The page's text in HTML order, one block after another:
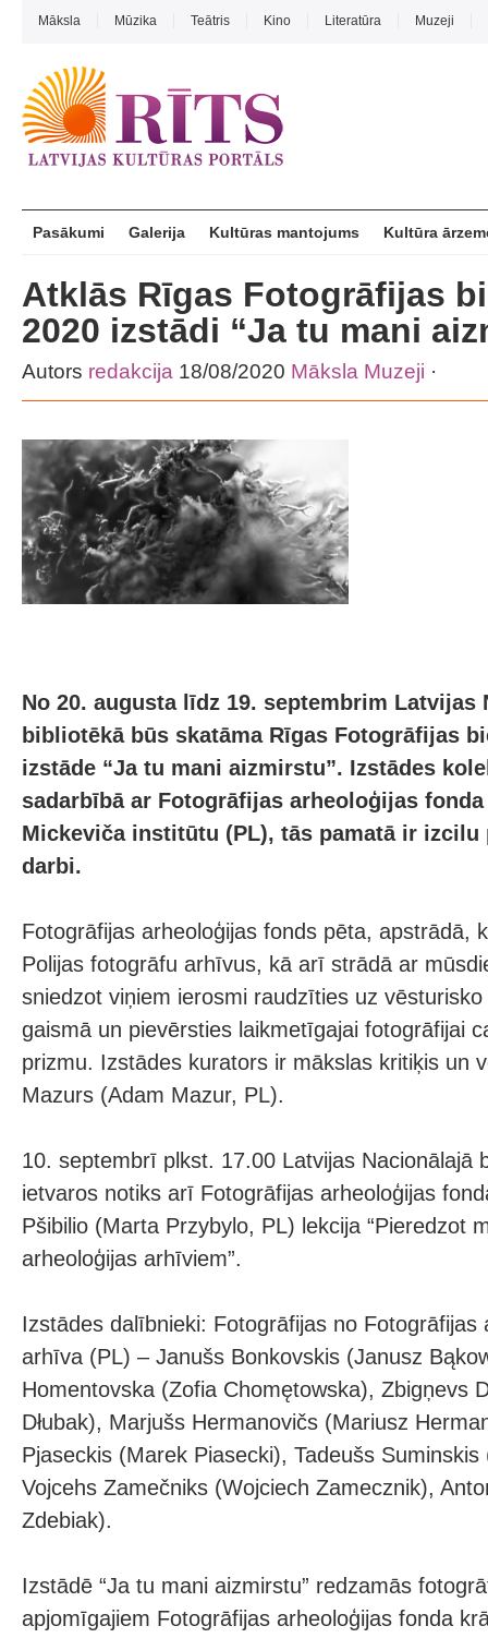
Māksla Mūzika Teātris Kino Literatūra Muzeji
Pasākumi Galerija Kultūras mantojums Kultūra
Atklās Rīgas Fotogrāfijas
2020 izstādi “Ja tu mani
Autors redakcija 18/08/2020 Māksla Muzeji ·
No 20. augusta līdz 19. septembrim Latvijas
bibliotēkā būs skatāma Rīgas Fotogrāfijas
izstāde “Ja tu mani aizmirstu”. Izstādes
sadarbībā ar Fotogrāfijas arheoloģijas fonda
Mickeviča institūtu (PL), tās pamatā ir
darbi.
Fotogrāfijas arheoloģijas fonds pēta, apstrādā,
Polijas fotogrāfu arhīvus, kā arī strādā ar
sniedzot viņiem ierosmi raudzīties uz
gaismā un pievērsties laikmetīgajai fotogrāfijai
prizmu. Izstādes kurators ir mākslas kritiķis un
Mazurs (Adam Mazur, PL).
10. septembrī plkst. 17.00 Latvijas Nacionālajā
ietvaros notiks arī Fotogrāfijas arheoloģijas
Pšibilio (Marta Przybylo, PL) lekcija “Pieredzot
arheoloģijas arhīviem”.
Izstādes dalībnieki: Fotogrāfijas no Fotogrāfijas
arhīva (PL) – Janušs Bonkovskis (Janusz
Homentovska (Zofia Chomętowska), Zbigņevs
Dłubak), Marjušs Hermanovičs (Mariusz
Pjaseckis (Marek Piasecki), Tadeušs
Vojcehs Zamečniks (Wojciech Zamecznik),
Zdebiak).
Izstādē “Ja tu mani aizmirstu” redzamās
apjomīgajiem Fotogrāfijas arheoloģijas fonda